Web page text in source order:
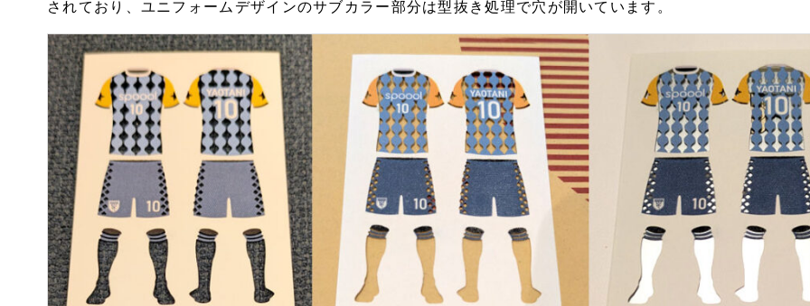
されており、ユニフォームデザインのサブカラー部分は型抜き処理で穴が開いています。